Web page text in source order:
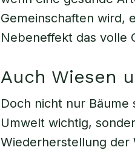
Gemeinschaften wird,
Nebeneffekt das volle
Auch Wiesen
Doch nicht nur Bäume
Umwelt wichtig,
Wiederherstellung der